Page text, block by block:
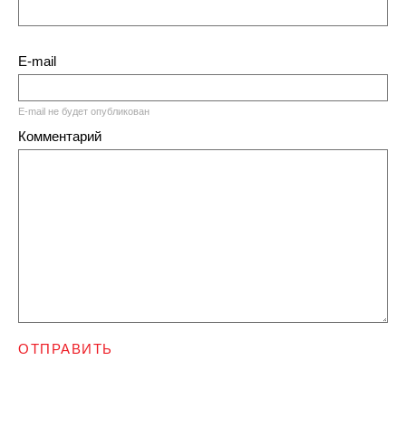
E-mail
E-mail не будет опубликован
Комментарий
ОТПРАВИТЬ